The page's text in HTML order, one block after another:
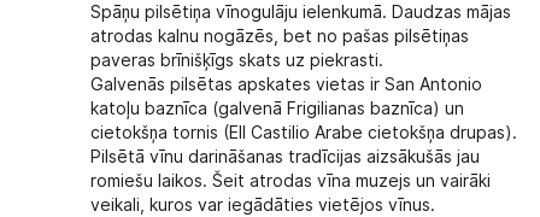
Spāņu pilsētiņa vīnogulāju ielenkumā. Daudzas mājas
atrodas kalnu nogāzēs, bet no pašas pilsētiņas
paveras brīnišķīgs skats uz piekrasti.
Galvenās pilsētas apskates vietas ir San Antonio
katoļu baznīca (galvenā Frigilianas baznīca) un
cietokšņa tornis (Ell Castilio Arabe cietokšņa drupas).
Pilsētā vīnu darināšanas tradīcijas aizsākušās jau
romiešu laikos. Šeit atrodas vīna muzejs un vairāki
veikali, kuros var iegādāties vietējos vīnus.